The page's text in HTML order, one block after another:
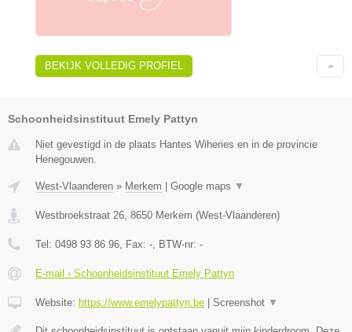
BEKIJK VOLLEDIG PROFIEL
Schoonheidsinstituut Emely Pattyn
Niet gevestigd in de plaats Hantes Wiheries en in de provincie
Henegouwen.
West-Vlaanderen » Merkem Google maps ▼
Westbroekstraat 26, 8650 Merkem (West-Vlaanderen)
Tel: 0498 93 86 96, Fax: -, BTW-nr: -
E-mail › Schoonheidsinstituut Emely Pattyn
Website: https://www.emelypattyn.be Screenshot ▼